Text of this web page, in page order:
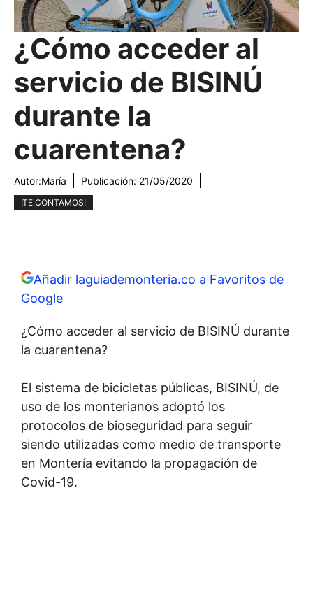
¿Cómo acceder al
servicio de BISINÚ
durante la
cuarentena?
Autor:María Publicación: 21/05/2020
¡TE CONTAMOS!
Añadir laguiademonteria.co a Favoritos de
Google
¿Cómo acceder al servicio de BISINÚ durante
la cuarentena?
El sistema de bicicletas públicas, BISINÚ, de
uso de los monterianos adoptó los
protocolos de bioseguridad para seguir
siendo utilizadas como medio de transporte
en Montería evitando la propagación de
Covid-19.